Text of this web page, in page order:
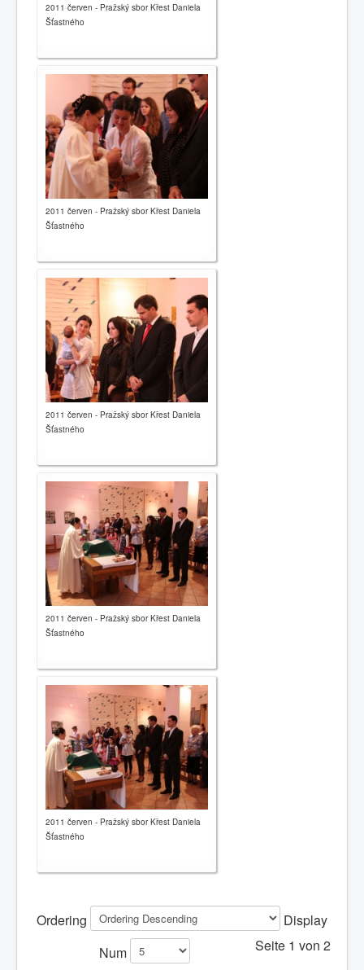
2011 červen - Pražský sbor Křest Daniela
Šťastného
2011 červen - Pražský sbor Křest Daniela
Šťastného
2011 červen - Pražský sbor Křest Daniela
Šťastného
2011 červen - Pražský sbor Křest Daniela
Šťastného
2011 červen - Pražský sbor Křest Daniela
Šťastného
Ordering
Display
Num
Seite 1 von 2